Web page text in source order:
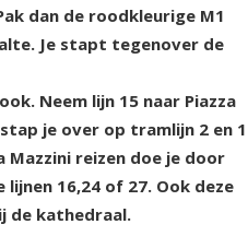
dan de roodkleurige M1
Je stapt tegenover de
Neem lijn 15 naar Piazza
stap je over op tramlijn 2 en
Mazzini reizen doe je door
16,24 of 27. Ook deze
de kathedraal.